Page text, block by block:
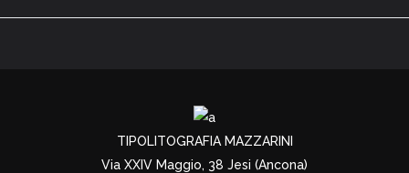
TIPOLITOGRAFIA MAZZARINI
Via XXIV Maggio, 38 Jesi (Ancona)